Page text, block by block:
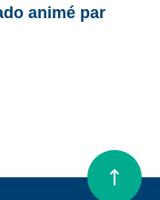
animé par